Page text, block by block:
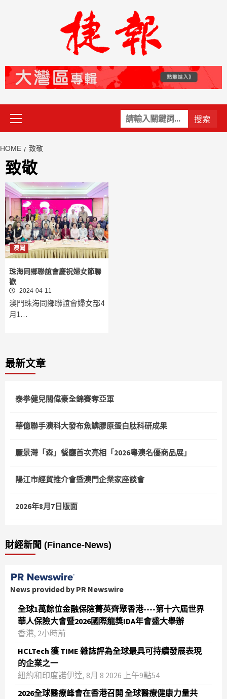
關
鍵
Primary
Menu
HOME 致敬
致敬
澳聞
珠海同鄉聯誼會慶祝婦女節聯
歡
2024-04-11
澳門珠海同鄉聯誼會婦女部4
月1…
最新文章
泰拳健兒關偉豪全錦賽奪亞軍
華億聯手澳科大發布魚鱗膠原蛋白肽科研成果
麗景灣「森」餐廳首次亮相「2026粵澳名優商品展」
陽江市經貿推介會暨澳門企業家座談會
2026年8月7日版面
財經新聞 (Finance-News)
News provided by PR Newswire
全球1萬餘位金融保險菁英齊聚香港----第十六屆世界
華人保險大會暨2026國際龍獎IDA年會盛大舉辦
香港, 2小時前
HCLTech 獲 TIME 雜誌評為全球最具可持續發展表現
的企業之一
紐約和印度諾伊達, 8月 8 2026 上午9點54
2026全球醫療峰會在香港召開 全球醫療健康力量共